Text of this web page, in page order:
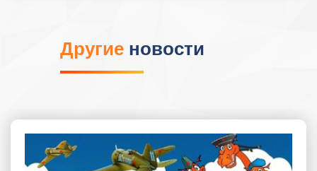
Другие новости